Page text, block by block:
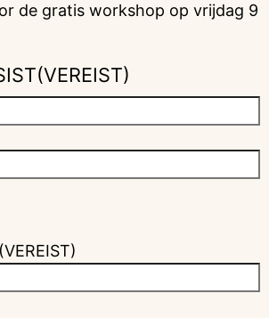
de gratis workshop op vrijdag 9
(VEREIST)
(VEREIST)